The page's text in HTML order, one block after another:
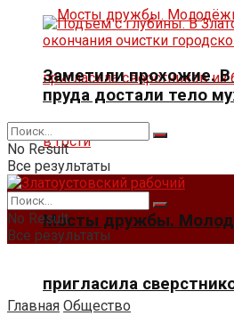
Мосты дружбы.
пригласила
Заметили прохожие. В
пруда достали тело
No Result
Все результаты
No Result
Все результаты
Главная Общество